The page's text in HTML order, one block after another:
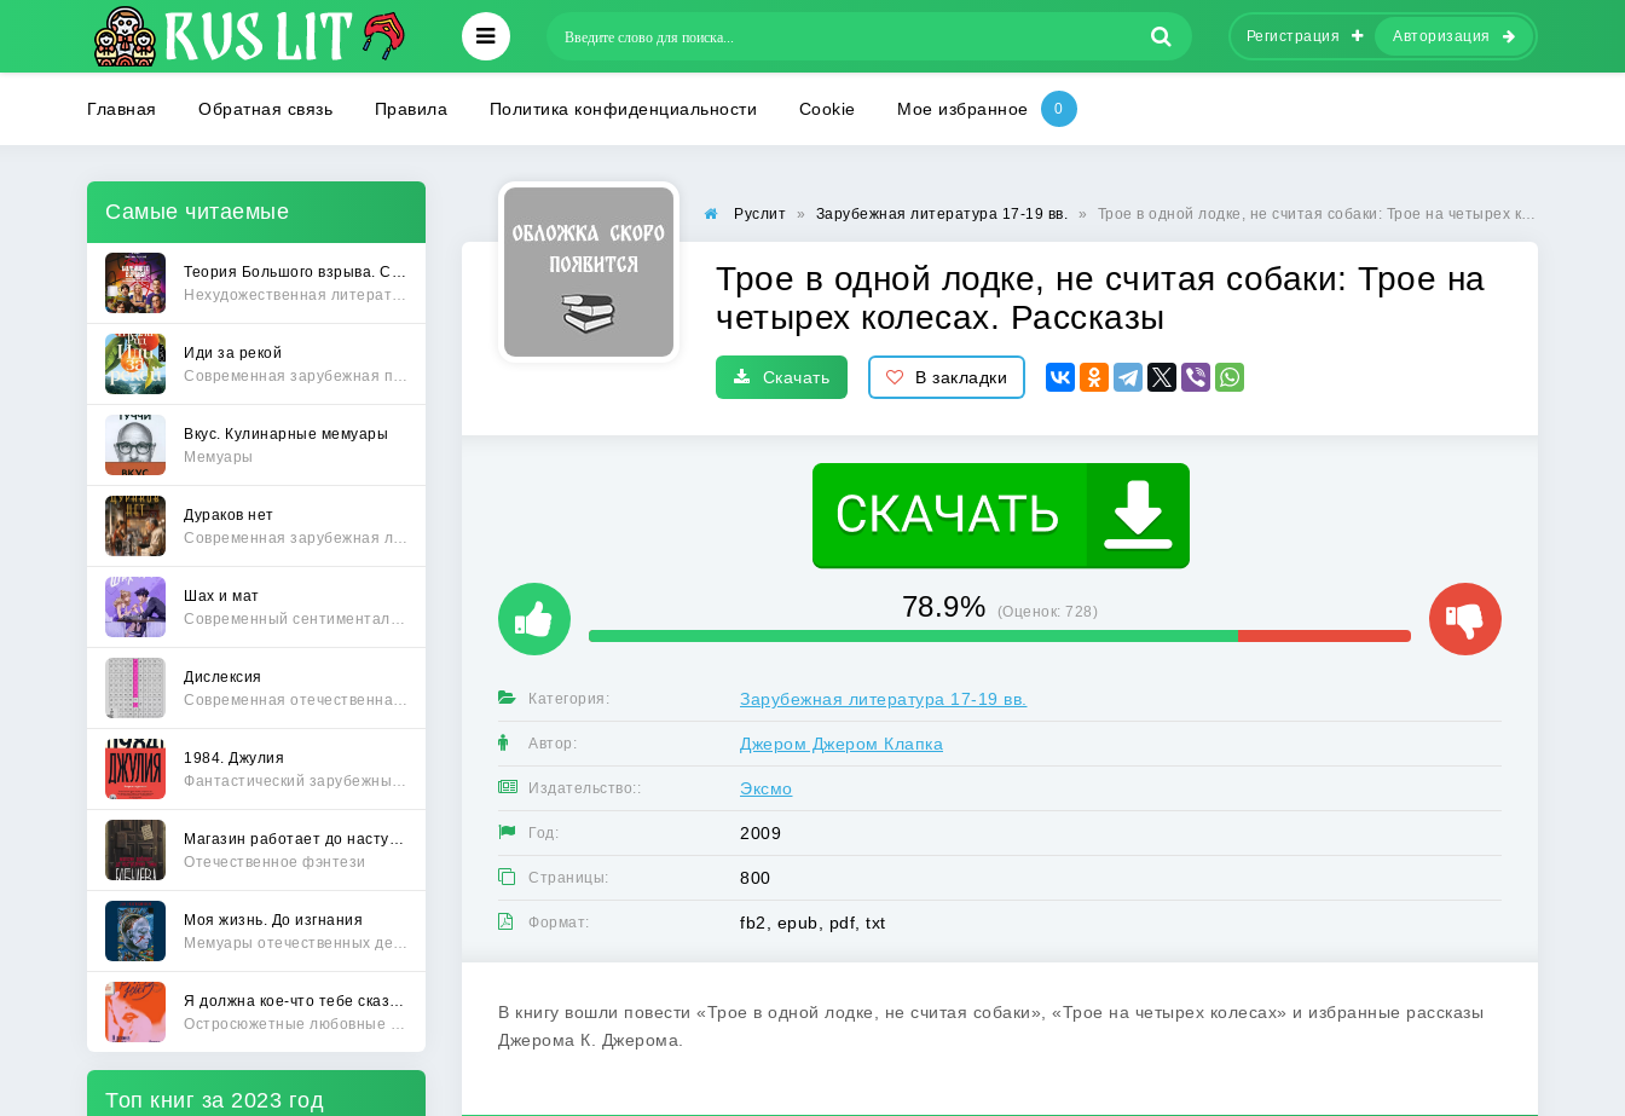
Регистрация Авторизация
Главная Обратная связь Правила Политика конфиденциальности Cookie Мое избранное
Самые читаемые
Иди за рекой
Вкус. Кулинарные мемуары
Мемуары
Дураков нет
Шах и мат
Дислексия
1984. Джулия
Отечественное фэнтези
Моя жизнь. До изгнания
Топ книг за 2023 год
Руслит » Зарубежная литература 17-19 вв. » Трое в одной лодке, не считая собаки: Трое на четырех колесах. Рассказы
Трое в одной лодке, не считая собаки: Трое на
четырех колесах. Рассказы
Скачать В закладки
78.9% (Оценок:728)
Категория: Зарубежная литература 17-19 вв.
Автор: Джером Джером Клапка
Издательство:: Эксмо
Год: 2009
Страницы: 800
Формат: fb2, epub, pdf, txt
В книгу вошли повести «Трое в одной лодке, не считая собаки», «Трое на четырех колесах» и избранные рассказы
Джерома К. Джерома.